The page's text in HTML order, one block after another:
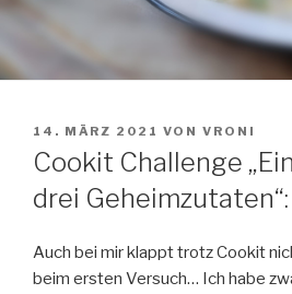
VERÖFFENTLICHT
AM
14. MÄRZ 2021 VON VRONI
Cookit Challenge
drei
Auch bei mir klappt trotz Cookit
beim ersten Versuch… Ich habe